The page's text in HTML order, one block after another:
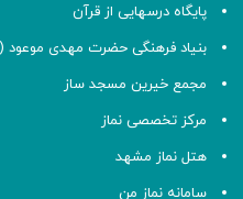
پایگاه درسهایی از قرآن
بنیاد فرهنگی حضرت مهدی موعود
مجمع خیرین مسجد ساز
مرکز تخصصی نماز
هتل نماز مشهد
سامانه نماز من